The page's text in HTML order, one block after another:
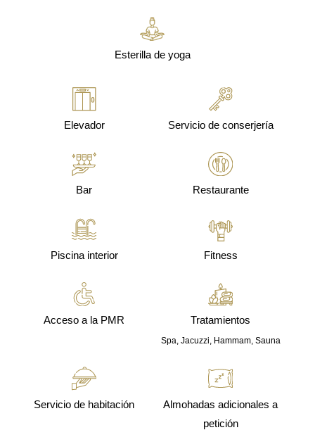
Esterilla de yoga
Elevador Servicio de conserjería
Bar Restaurante
Piscina interior Fitness
Acceso a la PMR Tratamientos
Spa, Jacuzzi, Hammam, Sauna
Servicio de habitación
Almohadas adicionales a
petición